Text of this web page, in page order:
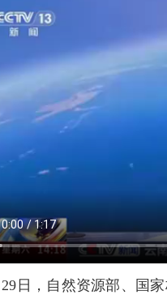
29日，自然资源部、国